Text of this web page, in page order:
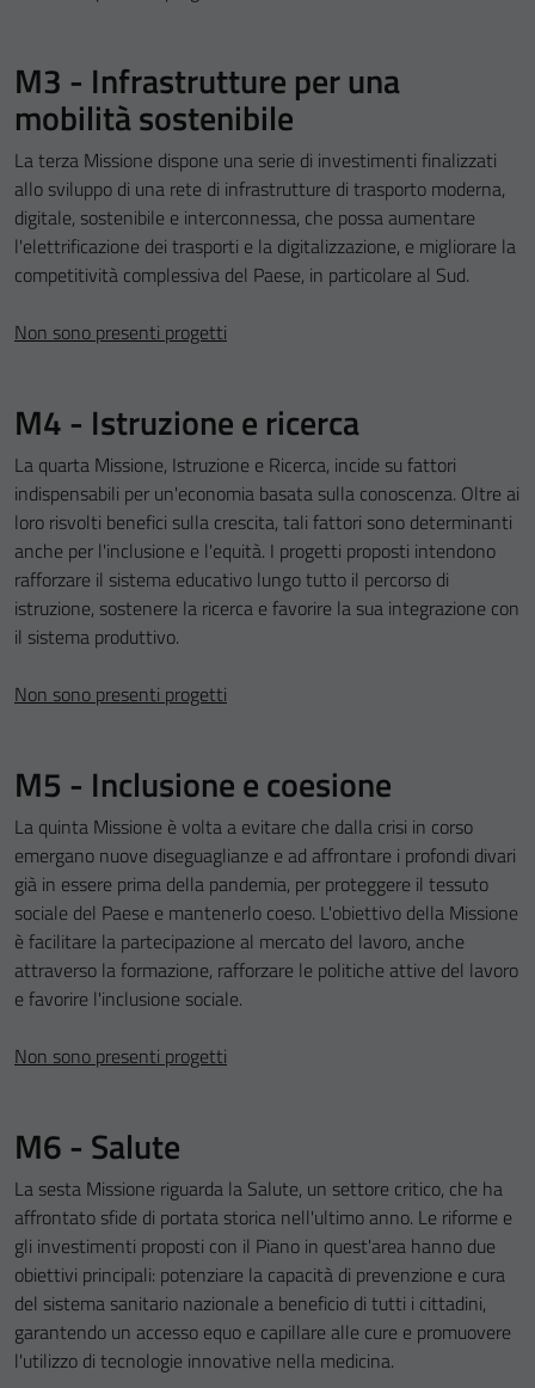
M3 - Infrastrutture per una
mobilità sostenibile
La terza Missione dispone una serie di investimenti finalizzati
allo sviluppo di una rete di infrastrutture di trasporto moderna,
digitale, sostenibile e interconnessa, che possa aumentare
l'elettrificazione dei trasporti e la digitalizzazione, e migliorare la
competitività complessiva del Paese, in particolare al Sud.
Non sono presenti progetti
M4 - Istruzione e ricerca
La quarta Missione, Istruzione e Ricerca, incide su fattori
indispensabili per un'economia basata sulla conoscenza. Oltre ai
loro risvolti benefici sulla crescita, tali fattori sono determinanti
anche per l'inclusione e l'equità. I progetti proposti intendono
rafforzare il sistema educativo lungo tutto il percorso di
istruzione, sostenere la ricerca e favorire la sua integrazione con
il sistema produttivo.
Non sono presenti progetti
M5 - Inclusione e coesione
La quinta Missione è volta a evitare che dalla crisi in corso
emergano nuove diseguaglianze e ad affrontare i profondi divari
già in essere prima della pandemia, per proteggere il tessuto
sociale del Paese e mantenerlo coeso. L'obiettivo della Missione
è facilitare la partecipazione al mercato del lavoro, anche
attraverso la formazione, rafforzare le politiche attive del lavoro
e favorire l'inclusione sociale.
Non sono presenti progetti
M6 - Salute
La sesta Missione riguarda la Salute, un settore critico, che ha
affrontato sfide di portata storica nell'ultimo anno. Le riforme e
gli investimenti proposti con il Piano in quest'area hanno due
obiettivi principali: potenziare la capacità di prevenzione e cura
del sistema sanitario nazionale a beneficio di tutti i cittadini,
garantendo un accesso equo e capillare alle cure e promuovere
l'utilizzo di tecnologie innovative nella medicina.